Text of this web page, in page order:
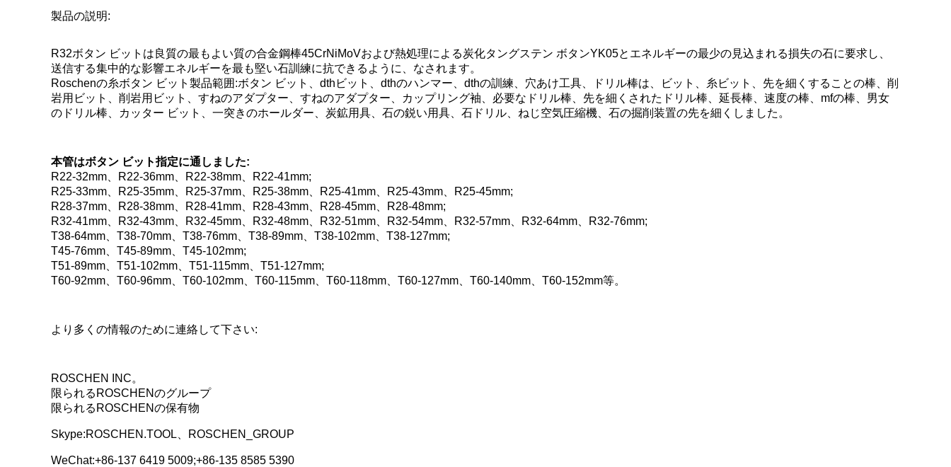
製品の説明:
R32ボタン ビットは良質の最もよい質の合金鋼棒45CrNiMoVおよび熱処理による炭化タングステン ボタンYK05とエネルギーの最少の見込まれる損失の石に要求し、
送信する集中的な影響エネルギーを最も堅い石訓練に抗できるように、なされます。
Roschenの糸ボタン ビット製品範囲:ボタン ビット、dthビット、dthのハンマー、dthの訓練、穴あけ工具、ドリル棒は、ビット、糸ビット、先を細くすることの棒、削
岩用ビット、削岩用ビット、すねのアダプター、すねのアダプター、カップリング袖、必要なドリル棒、先を細くされたドリル棒、延長棒、速度の棒、mfの棒、男女
のドリル棒、カッター ビット、一突きのホールダー、炭鉱用具、石の鋭い用具、石ドリル、ねじ空気圧縮機、石の掘削装置の先を細くしました。
本管はボタン ビット指定に通しました:
R22-32mm、R22-36mm、R22-38mm、R22-41mm;
R25-33mm、R25-35mm、R25-37mm、R25-38mm、R25-41mm、R25-43mm、R25-45mm;
R28-37mm、R28-38mm、R28-41mm、R28-43mm、R28-45mm、R28-48mm;
R32-41mm、R32-43mm、R32-45mm、R32-48mm、R32-51mm、R32-54mm、R32-57mm、R32-64mm、R32-76mm;
T38-64mm、T38-70mm、T38-76mm、T38-89mm、T38-102mm、T38-127mm;
T45-76mm、T45-89mm、T45-102mm;
T51-89mm、T51-102mm、T51-115mm、T51-127mm;
T60-92mm、T60-96mm、T60-102mm、T60-115mm、T60-118mm、T60-127mm、T60-140mm、T60-152mm等。
より多くの情報のために連絡して下さい:
ROSCHEN INC。
限られるROSCHENのグループ
限られるROSCHENの保有物
Skype:ROSCHEN.TOOL、ROSCHEN_GROUP
WeChat:+86-137 6419 5009;+86-135 8585 5390